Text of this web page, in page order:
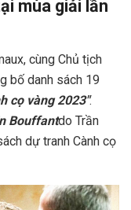
mùa giải lần
cùng Chủ tịch
bố danh sách 19
cọ vàng 2023″.
Bouffantdo Trần
dự tranh Cành cọ